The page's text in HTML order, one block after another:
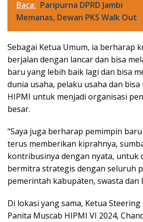
Baca: Paripurna DPRD Jambi
Memanas, Dewan PKS Walk Out
Sebagai Ketua Umum, ia berharap
berjalan dengan lancar dan bisa
baru yang lebih baik lagi dan bisa
dunia usaha, pelaku usaha dan
HIPMI untuk menjadi organisasi
besar.
“Saya juga berharap pemimpin
terus memberikan kiprahnya,
kontribusinya dengan nyata, untuk
bermitra strategis dengan seluruh
pemerintah kabupaten, swasta dan
Di lokasi yang sama, Ketua Steering
Panita Muscab HIPMI VI 2024,